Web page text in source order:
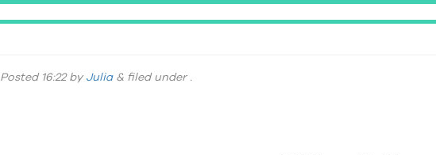
Posted 16:22by Julia & filed under .